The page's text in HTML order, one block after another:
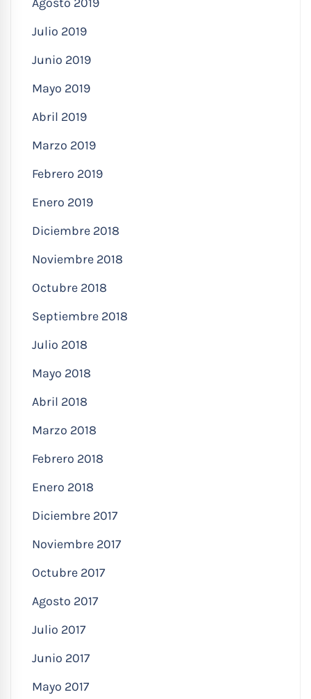
Julio 2019
Junio 2019
Mayo 2019
Abril 2019
Marzo 2019
Febrero 2019
Enero 2019
Diciembre 2018
Noviembre 2018
Octubre 2018
Septiembre 2018
Julio 2018
Mayo 2018
Abril 2018
Marzo 2018
Febrero 2018
Enero 2018
Diciembre 2017
Noviembre 2017
Octubre 2017
Agosto 2017
Julio 2017
Junio 2017
Mayo 2017